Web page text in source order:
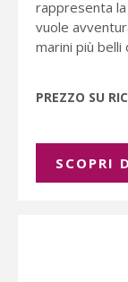
rappresenta
vuole
marini più belli
PREZZO SU
SCOPRI